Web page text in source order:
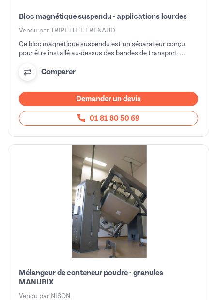
Bloc magnétique suspendu - applications lourdes
Vendu par TRIPETTE ET RENAUD
Ce bloc magnétique suspendu est un séparateur conçu
pour être installé au-dessus des bandes de transport ...
Comparer
Demander un devis
01 81 80 50 69
Mélangeur de conteneur poudre - granules
MANUBIX
Vendu par NISON